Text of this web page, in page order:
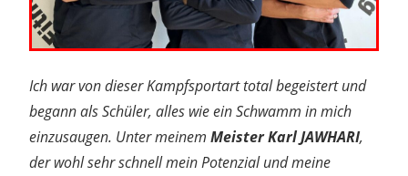
Ich war von dieser Kampfsportart total begeistert und
begann als Schüler, alles wie ein Schwamm in mich
einzusaugen. Unter meinem Meister Karl JAWHARI,
der wohl sehr schnell mein Potenzial und meine